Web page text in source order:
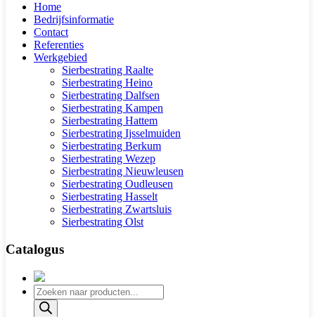
Home
Bedrijfsinformatie
Contact
Referenties
Werkgebied
Sierbestrating Raalte
Sierbestrating Heino
Sierbestrating Dalfsen
Sierbestrating Kampen
Sierbestrating Hattem
Sierbestrating Ijsselmuiden
Sierbestrating Berkum
Sierbestrating Wezep
Sierbestrating Nieuwleusen
Sierbestrating Oudleusen
Sierbestrating Hasselt
Sierbestrating Zwartsluis
Sierbestrating Olst
Catalogus
Producten
zoeken